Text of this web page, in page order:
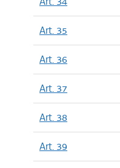
Art. 35
Art. 36
Art. 37
Art. 38
Art. 39